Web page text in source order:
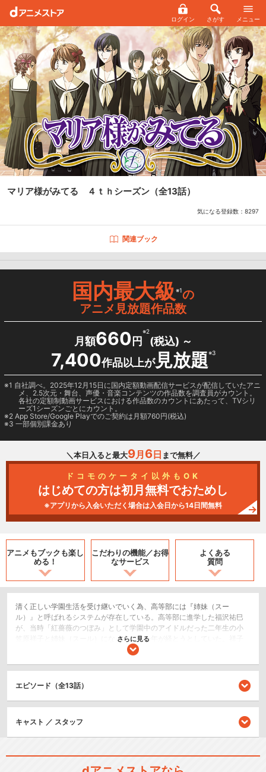
ログイン さがす メニュー
マリア様がみてる ４ｔｈシーズン （全13話）
気になる登録数： 8297
関連ブック
国内最大級※1の
アニメ見放題作品数
月額660 円
※2
(税込) ～
7,400作品以上が見放題※3
1 自社調べ。2025年12月15日に国内定額動画配信サービスが配信していたアニ
メ、2.5次元・舞台、声優・音楽コンテンツの作品数を調査員がカウント。
各社の定額制動画サービスにおける作品数のカウントにあたって、TVシリ
ーズ1シーズンごとにカウント。
2 App Store/Google Playでのご契約は月額760円(税込)
3 一部個別課金あり
＼本日入ると最大9月 6日 まで無料／
ドコモのケータイ以外もOK
はじめての方は初月無料でおためし
※アプリから入会いただく場合は入会日から14日間無料
アニメもブックも楽し
める！
こだわりの機能／お得
なサービス
よくある
質問
清く正しい学園生活を受け継いでいく為、高等部には『姉妹（スー
ル）』と呼ばれるシステムが存在している。高等部に進学した福沢祐巳
が、当時「紅薔薇のつぼみ」として学園中のアイドルだった二年生の小
笠原祥子と姉妹（スール）になってから一年が経とうとしていた。祥子
との関係は確固たるものとなりつつあるが、祐巳にはまだ妹ができてい
子が気になってはいるけれど…。
恋愛/ラブコメ
ドラマ/青春
マリア様がみてる
さらに見る
エピソード（全13話）
キャスト ／ スタッフ